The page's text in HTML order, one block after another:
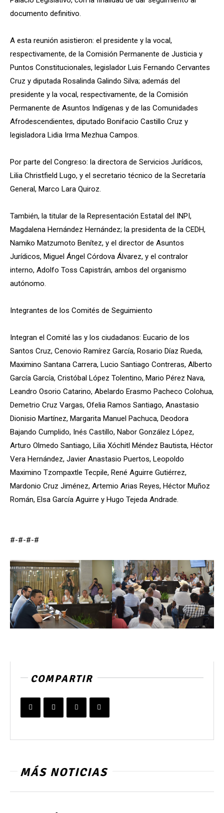
documento definitivo.
A esta reunión asistieron: el presidente y la vocal,
respectivamente, de la Comisión Permanente de Justicia y
Puntos Constitucionales, legislador Luis Fernando Cervantes
Cruz y diputada Rosalinda Galindo Silva; además del
presidente y la vocal, respectivamente, de la Comisión
Permanente de Asuntos Indígenas y de las Comunidades
Afrodescendientes, diputado Bonifacio Castillo Cruz y
legisladora Lidia Irma Mezhua Campos.
Por parte del Congreso: la directora de Servicios Jurídicos,
Lilia Christfield Lugo, y el secretario técnico de la Secretaría
General, Marco Lara Quiroz.
También, la titular de la Representación Estatal del INPI,
Magdalena Hernández Hernández; la presidenta de la CEDH,
Namiko Matzumoto Benítez, y el director de Asuntos
Jurídicos, Miguel Ángel Córdova Álvarez, y el contralor
interno, Adolfo Toss Capistrán, ambos del organismo
autónomo.
Integrantes de los Comités de Seguimiento
Integran el Comité las y los ciudadanos: Eucario de los
Santos Cruz, Cenovio Ramírez García, Rosario Díaz Rueda,
Maximino Santana Carrera, Lucio Santiago Contreras, Alberto
García García, Cristóbal López Tolentino, Mario Pérez Nava,
Leandro Osorio Catarino, Abelardo Erasmo Pacheco Colohua,
Demetrio Cruz Vargas, Ofelia Ramos Santiago, Anastasio
Dionisio Martínez, Margarita Manuel Pachuca, Deodora
Bajando Cumplido, Inés Castillo, Nabor González López,
Arturo Olmedo Santiago, Lilia Xóchitl Méndez Bautista, Héctor
Vera Hernández, Javier Anastasio Puertos, Leopoldo
Maximino Tzompaxtle Tecpile, René Aguirre Gutiérrez,
Mardonio Cruz Jiménez, Artemio Arias Reyes, Héctor Muñoz
Román, Elsa García Aguirre y Hugo Tejeda Andrade.
#-#-#-#
COMPARTIR
MÁS NOTICIAS